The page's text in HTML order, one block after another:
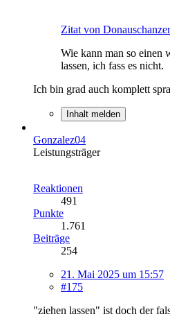
Zitat von Donauschanzer
Wie kann man so einen
lassen, ich fass es nicht.
Ich bin grad auch komplett
Inhalt melden
Gonzalez04
Leistungsträger
Reaktionen
491
Punkte
1.761
Beiträge
254
21. Mai 2025 um 15:57
#175
"ziehen lassen" ist doch der